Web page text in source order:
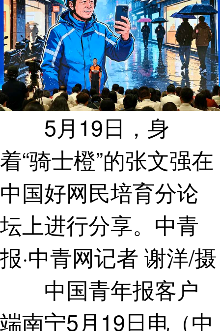
5月19日，身
着“骑士橙”的张文强在
中国好网民培育分论
坛上进行分享。中青
报·中青网记者 谢洋/摄
中国青年报客户
端南宁5月19日电（中